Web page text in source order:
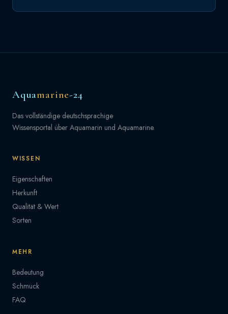
Aquamarine-24
Das vollständige deutschsprachige
Wissensportal über Aquamarin und Aquamarine.
WISSEN
Eigenschaften
Herkunft
Qualität & Wert
Sorten
MEHR
Bedeutung
Schmuck
FAQ